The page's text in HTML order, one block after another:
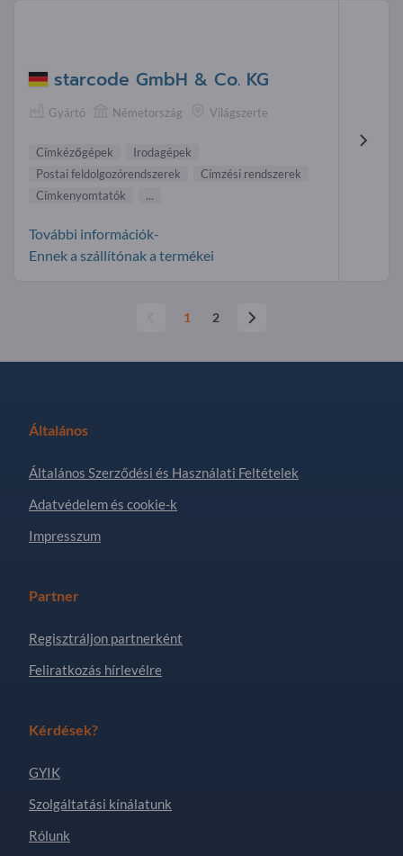
starcode GmbH & Co. KG
Gyártó Németország Világszerte
Címkézőgépek
Irodagépek
Postai feldolgozórendszerek
Címzési rendszerek
Címkenyomtatók
...
További információk-
Ennek a szállítónak a termékei
1 2
Általános
Általános Szerződési és Használati Feltételek
Adatvédelem és cookie-k
Impresszum
Partner
Regisztráljon partnerként
Feliratkozás hírlevélre
Kérdések?
GYIK
Szolgáltatási kínálatunk
Rólunk